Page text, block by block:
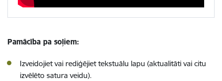
Pamācība pa soļiem:
Izveidojiet vai rediģējiet tekstuālu lapu (aktualitāti vai citu
izvēlēto satura veidu).